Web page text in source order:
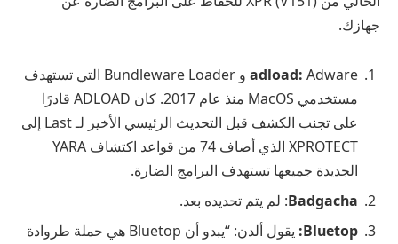
جهازك.
adload:
Adware و Bundleware Loader التي تستهدف
مستخدمي MacOS منذ عام 2017. كان ADLOAD قادرًا
على تجنب الكشف قبل التحديث الرئيسي الأخير لـ Last إلى
XPROTECT الذي أضاف 74 من قواعد اكتشاف YARA
الجديدة جميعها تستهدف البرامج الضارة.
Badgacha: لم يتم تحديده بعد.
Bluetop:
يقول ألدن: “يبدو أن Bluetop هي حملة طروادة